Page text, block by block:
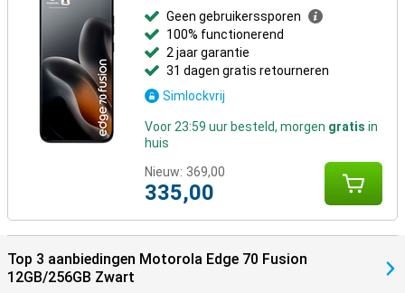
Geen gebruikerssporen
100% functionerend
2 jaar garantie
31 dagen gratis retourneren
Simlockvrij
Voor 23:59 uur besteld, morgen gratis in
huis
Nieuw: 369,00
335,00
Top 3 aanbiedingen Motorola Edge 70 Fusion
12GB/256GB Zwart